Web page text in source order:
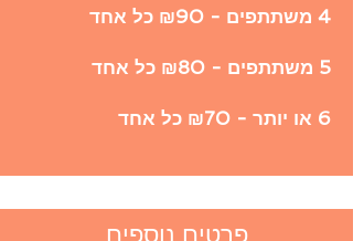
4 משתתפים - ₪90 כל אחד
5 משתתפים - ₪80 כל אחד
6 או יותר - ₪70 כל אחד
פרטים נוספים